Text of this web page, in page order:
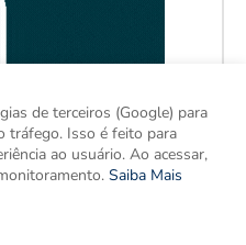
de terceiros (Google) para
tráfego. Isso é feito para
ao usuário. Ao acessar,
Saiba Mais